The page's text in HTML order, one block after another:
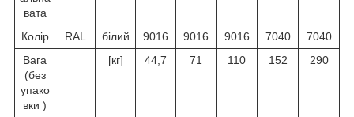
вата
Колір RAL білий 9016 9016 9016 7040
7040
Вага
(без
упако
вки )
[кг] 44,7 71 110 152 290